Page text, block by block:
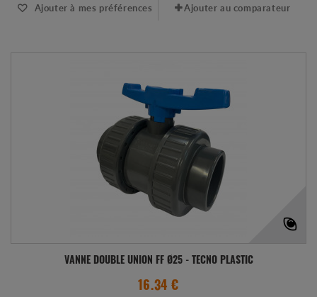
Ajouter à mes préférences Ajouter au comparateur
VANNE DOUBLE UNION FF Ø25 - TECNO PLASTIC
16.34 €